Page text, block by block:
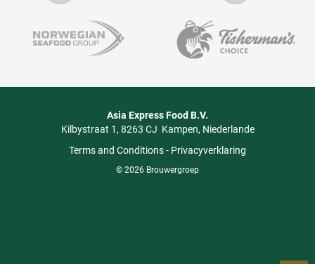
Asia Express Food B.V.
Kilbystraat 1 8263 CJ Kampen Niederlande
Terms and Conditions- Privacyverklaring
© 2026 Brouwergroep